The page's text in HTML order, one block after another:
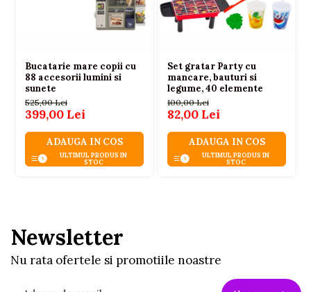
Bucatarie mare copii cu
88 accesorii lumini si
sunete
525,00 Lei
399,00 Lei
ADAUGA IN COS
ULTIMUL PRODUS IN
STOC
Set gratar Party cu
mancare, bauturi si
legume, 40 elemente
100,00 Lei
82,00 Lei
ADAUGA IN COS
ULTIMUL PRODUS IN
STOC
Newsletter
Nu rata ofertele si promotiile noastre